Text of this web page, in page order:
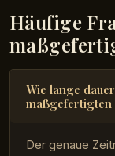
Häufige
Wie lange
maßgefertigten
Der genaue